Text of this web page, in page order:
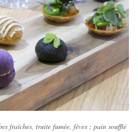
fraîches, truite fumée, fèves ; pain soufflé